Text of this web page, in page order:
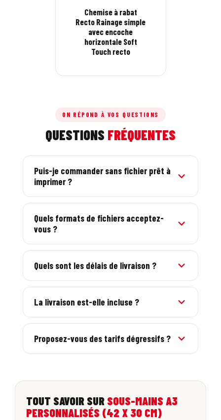
Chemise à rabat
Recto Rainage simple
avec encoche
horizontale Soft
Touch recto
ON RÉPOND À VOS QUESTIONS
QUESTIONS FRÉQUENTES
Puis-je commander sans fichier prêt à
imprimer ?
Oui. Un graphiste français est inclus : il crée
votre visuel à partir de votre logo. Vous validez
le BAT en ligne avant impression.
Quels formats de fichiers acceptez-
vous ?
PDF, AI, EPS et images haute résolution (300
dpi). Respectez les marges et fonds perdus de
Quels sont les délais de livraison ?
5 à 7 jours ouvrés en France en standard, avec
une option express 24/48h sur de nombreux
La livraison est-elle incluse ?
Oui, la livraison en France métropolitaine est
incluse. Le prix affiché est tout compris.
Proposez-vous des tarifs dégressifs ?
TOUT SAVOIR SUR SOUS-MAINS A3
PERSONNALISÉS (42 X 30 CM)